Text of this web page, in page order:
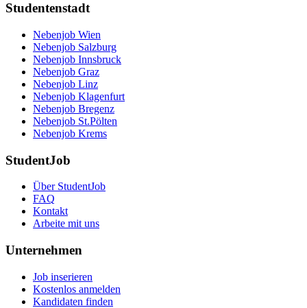
Studentenstadt
Nebenjob Wien
Nebenjob Salzburg
Nebenjob Innsbruck
Nebenjob Graz
Nebenjob Linz
Nebenjob Klagenfurt
Nebenjob Bregenz
Nebenjob St.Pölten
Nebenjob Krems
StudentJob
Über StudentJob
FAQ
Kontakt
Arbeite mit uns
Unternehmen
Job inserieren
Kostenlos anmelden
Kandidaten finden